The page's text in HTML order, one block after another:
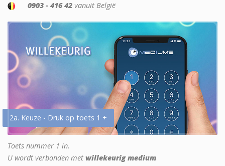
0903 - 416 42 vanuit België
2a. Keuze - Druk op toets 1 +
Toets nummer 1 in.
U wordt verbonden met willekeurig medium